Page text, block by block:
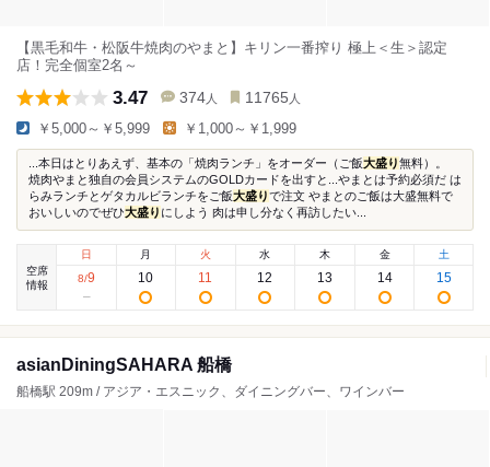
【黒毛和牛・松阪牛焼肉のやまと】キリン一番搾り 極上＜生＞認定
店！完全個室2名～
3.47 374 人 11765 人
￥5,000～￥5,999 ￥1,000～￥1,999
...本日はとりあえず、基本の「焼肉ランチ」をオーダー（ご飯大盛り無料）。
焼肉やまと独自の会員システムのGOLDカードを出すと...やまとは予約必須だ は
らみランチとゲタカルビランチをご飯大盛りで注文 やまとのご飯は大盛無料で
おいしいのでぜひ大盛り にしよう 肉は申し分なく再訪したい...
空席
情報
日
8/9
月
10
火
11
水
12
木
13
金
14
土
15
asianDiningSAHARA 船橋
船橋駅 209m / アジア・エスニック、ダイニングバー、ワインバー